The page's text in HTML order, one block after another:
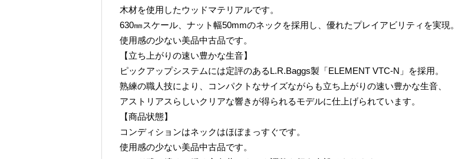
木材を使用したウッドマテリアルです。
630㎜スケール、ナット幅50mmのネックを採用し、優れたプレイアビリティを実現。
使用感の少ない美品中古品です。
【立ち上がりの速い豊かな生音】
ピックアップシステムには定評のあるL.R.Baggs製「ELEMENT VTC-N」を採用。
熟練の職人技により、コンパクトなサイズながらも立ち上がりの速い豊かな生音、
アストリアスらしいクリアな響きが得られるモデルに仕上げられています。
【商品状態】
コンディションはネックはほぼまっすぐです。
使用感の少ない美品中古品です。